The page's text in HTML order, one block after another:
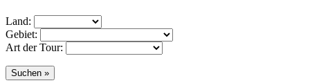
Land:
Gebiet:
Art der Tour: